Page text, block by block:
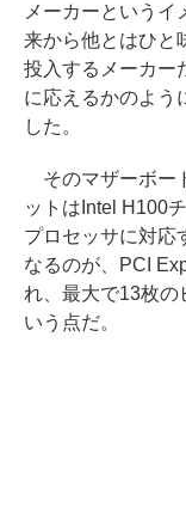
メーカーというイ
来から他とはひと
投入するメーカー
に応えるかのよう
した。
そのマザーボー
ットはIntel H100
プロセッサに対応
なるのが、PCI
れ、最大で13枚の
いう点だ。